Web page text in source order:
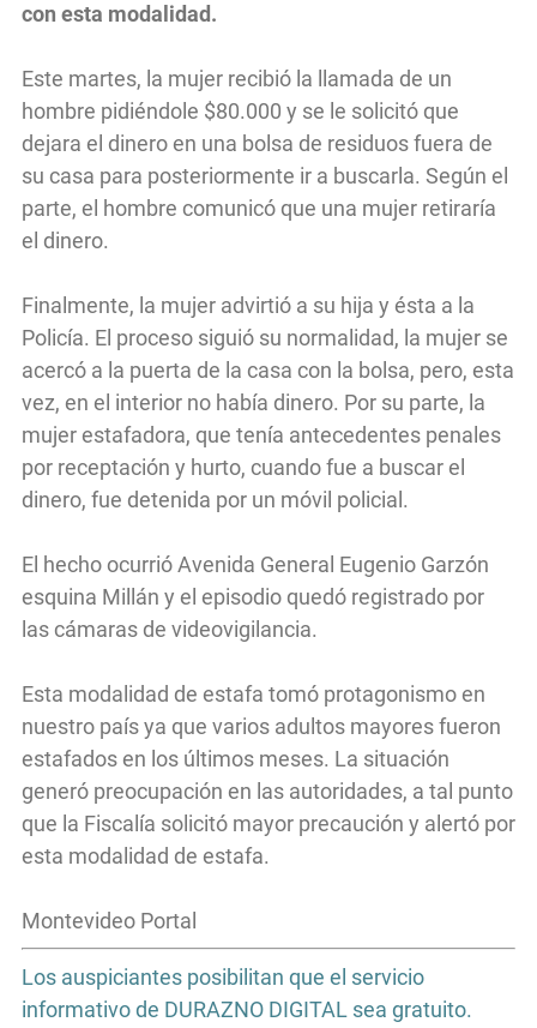
con esta modalidad.
Este martes, la mujer recibió la llamada de un
hombre pidiéndole $80.000 y se le solicitó que
dejara el dinero en una bolsa de residuos fuera de
su casa para posteriormente ir a buscarla. Según el
parte, el hombre comunicó que una mujer retiraría
el dinero.
Finalmente, la mujer advirtió a su hija y ésta a la
Policía. El proceso siguió su normalidad, la mujer se
acercó a la puerta de la casa con la bolsa, pero, esta
vez, en el interior no había dinero. Por su parte, la
mujer estafadora, que tenía antecedentes penales
por receptación y hurto, cuando fue a buscar el
dinero, fue detenida por un móvil policial.
El hecho ocurrió Avenida General Eugenio Garzón
esquina Millán y el episodio quedó registrado por
las cámaras de videovigilancia.
Esta modalidad de estafa tomó protagonismo en
nuestro país ya que varios adultos mayores fueron
estafados en los últimos meses. La situación
generó preocupación en las autoridades, a tal punto
que la Fiscalía solicitó mayor precaución y alertó por
esta modalidad de estafa.
Montevideo Portal
Los auspiciantes posibilitan que el servicio
informativo de DURAZNO DIGITAL sea gratuito.